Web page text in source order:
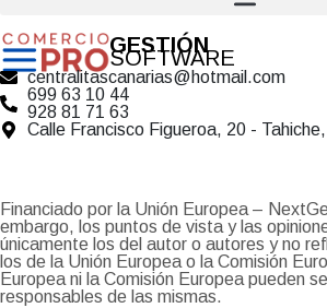
GESTIÓN
SOFTWARE
centralitascanarias@hotmail.com
699 63 10 44
928 81 71 63
Calle Francisco Figueroa, 20 -
Financiado por la Unión Europea –
embargo, los puntos de vista y las
únicamente los del autor o autores y no
los de la Unión Europea o la Comisión
Europea ni la Comisión Europea pueden
responsables de las mismas.